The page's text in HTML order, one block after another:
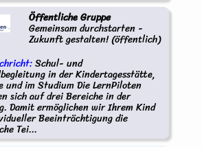
Öffentliche Gruppe
Gemeinsam durchstarten -
Zukunft gestalten! (öffentlich)
Schul- und
in der Kindertagesstätte,
und im Studium Die LernPiloten
sich auf drei Bereiche in der
Damit ermöglichen wir Ihrem Kind
Beeinträchtigung die
Tei...